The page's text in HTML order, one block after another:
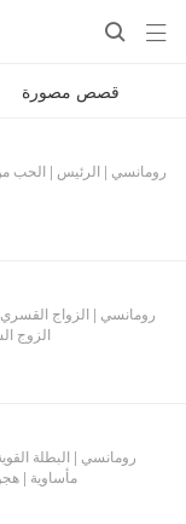
 
قصص مصورة
رومانسي | الرئيس | الحب
رومانسي | الزواج القسري
الزوج
رومانسي | البطلة
مأساوية |